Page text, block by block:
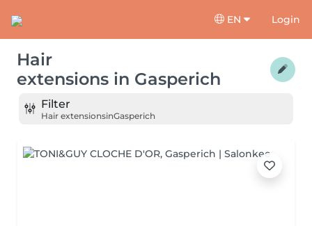
EN Login
Hair
extensions in Gasperich
Filter
Hair extensionsinGasperich